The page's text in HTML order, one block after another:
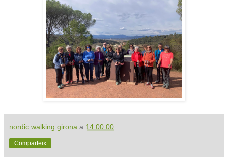
nordic walking girona a 14:00:00
Comparteix